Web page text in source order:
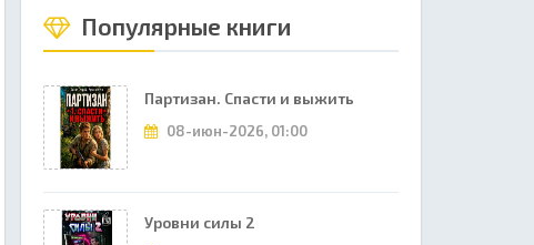
Популярные книги
Партизан. Спасти и выжить
08-июн-2026, 01:00
Уровни силы 2